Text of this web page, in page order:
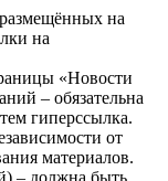
на
на
«Новости
– обязательна
гиперссылка.
от
материалов.